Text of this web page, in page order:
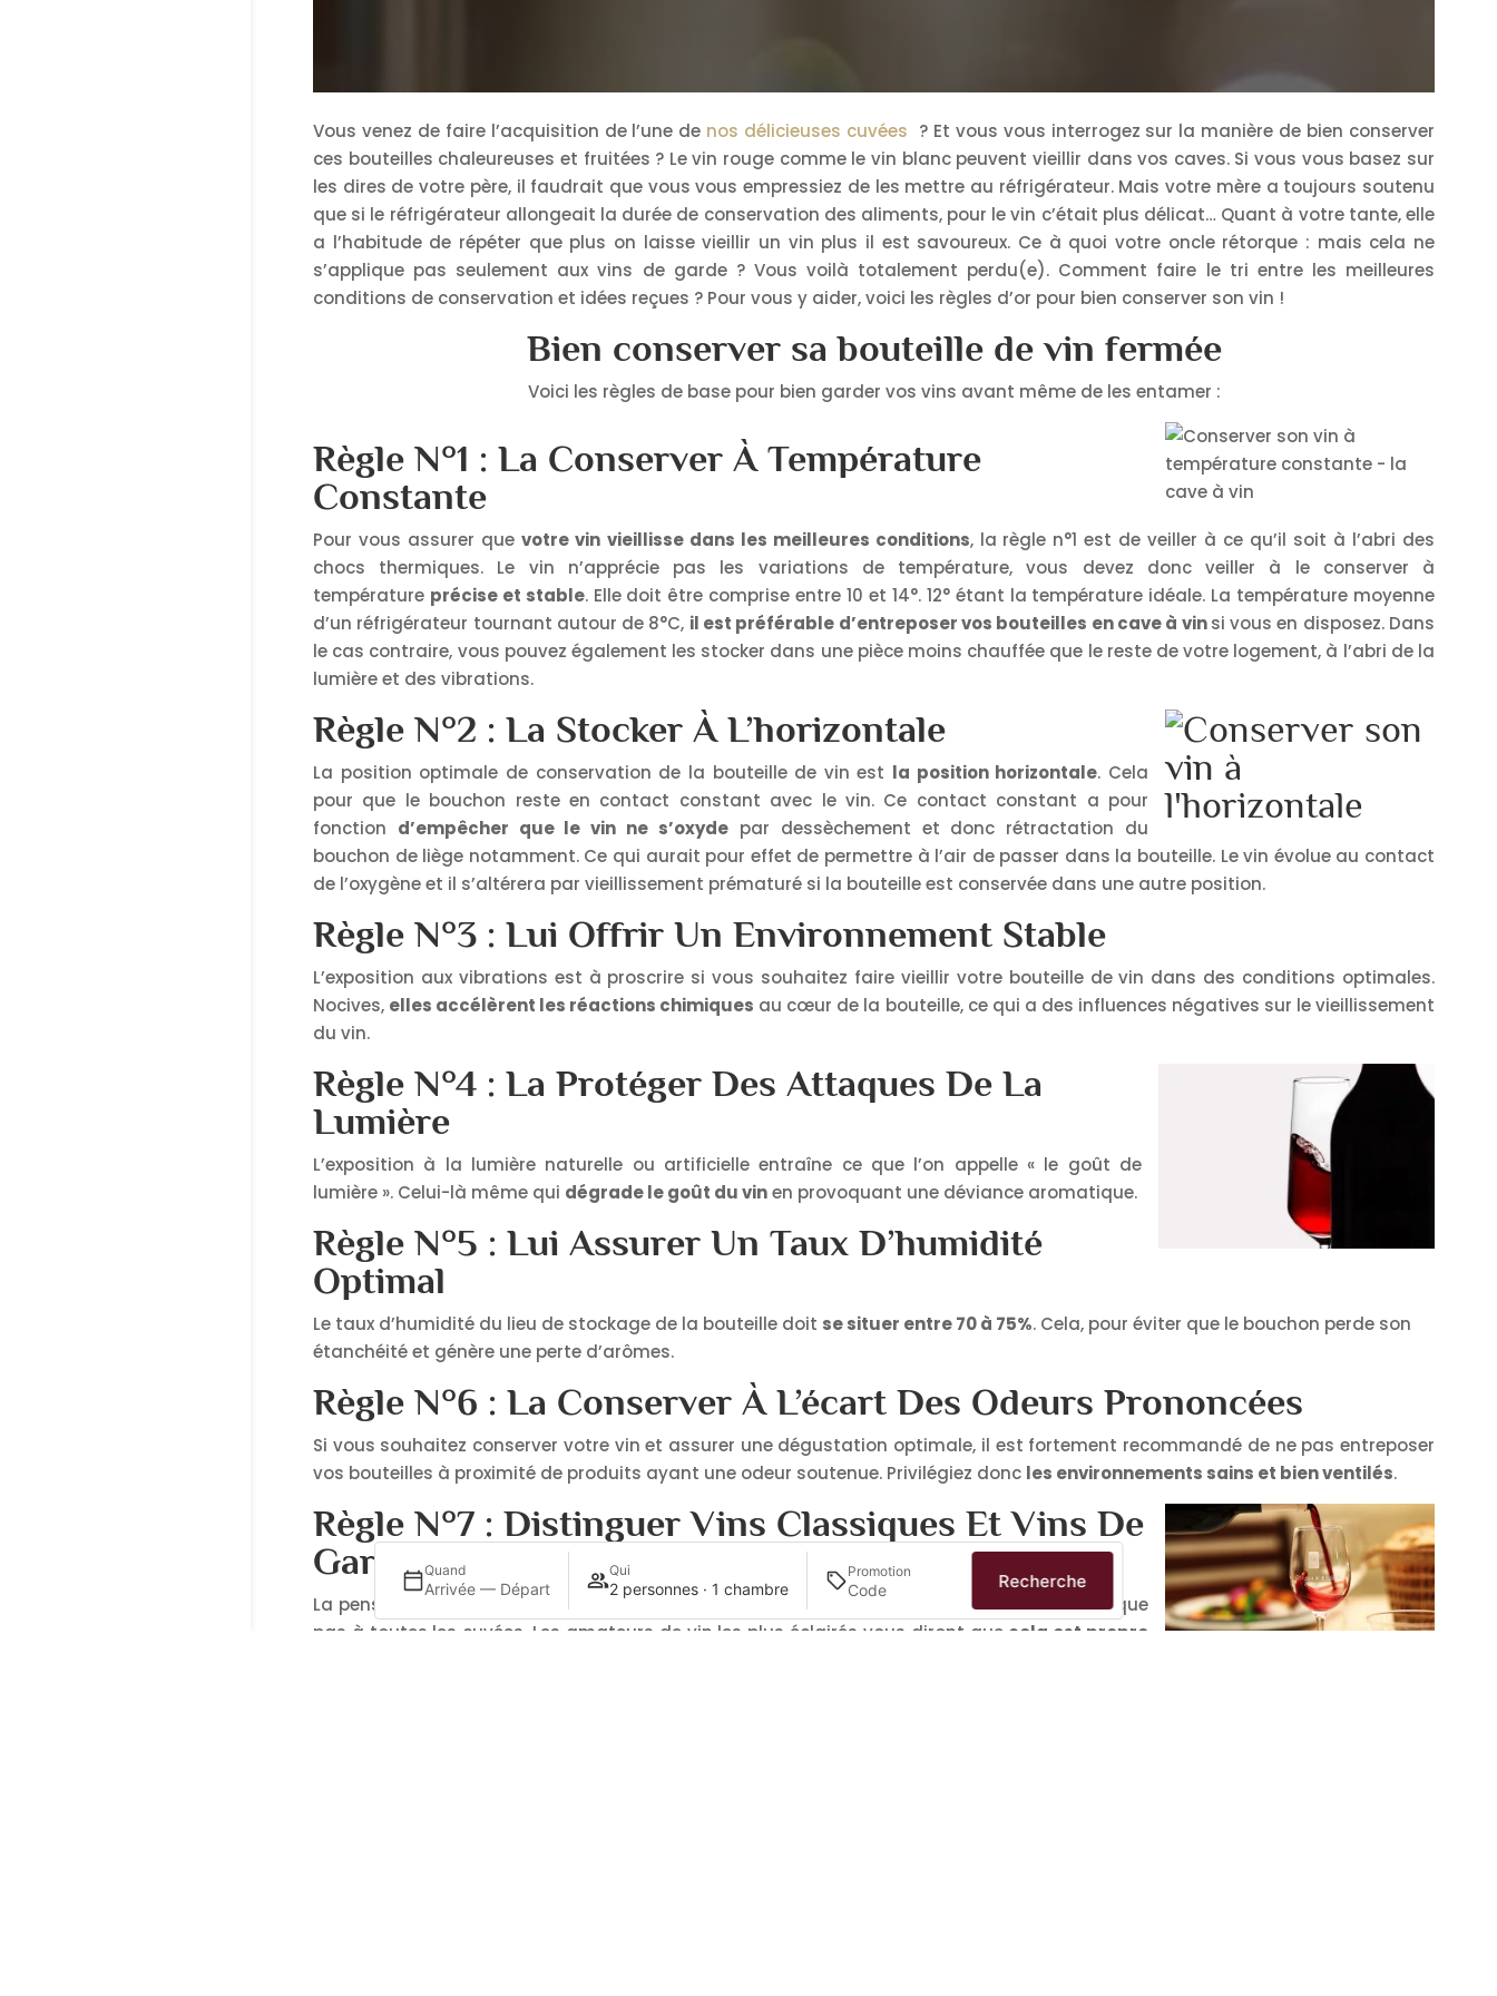
Vous venez de faire l’acquisition de l’une de nos délicieuses cuvées ? Et vous vous interrogez sur la manière de bien conserver
ces bouteilles chaleureuses et fruitées ? Le vin rouge comme le vin blanc peuvent vieillir dans vos caves. Si vous vous basez sur
les dires de votre père, il faudrait que vous vous empressiez de les mettre au réfrigérateur. Mais votre mère a toujours soutenu
que si le réfrigérateur allongeait la durée de conservation des aliments, pour le vin c’était plus délicat… Quant à votre tante, elle
a l’habitude de répéter que plus on laisse vieillir un vin plus il est savoureux. Ce à quoi votre oncle rétorque : mais cela ne
s’applique pas seulement aux vins de garde ? Vous voilà totalement perdu(e). Comment faire le tri entre les meilleures
conditions de conservation et idées reçues ? Pour vous y aider, voici les règles d’or pour bien conserver son vin !
Bien conserver sa bouteille de vin fermée
Voici les règles de base pour bien garder vos vins avant même de les entamer :
Règle N°1 : La Conserver À Température
Constante
Pour vous assurer que votre vin vieillisse dans les meilleures conditions, la règle n°1 est de veiller à ce qu’il soit à l’abri des
chocs thermiques. Le vin n’apprécie pas les variations de température, vous devez donc veiller à le conserver à
température précise et stable. Elle doit être comprise entre 10 et 14°. 12° étant la température idéale. La température moyenne
d’un réfrigérateur tournant autour de 8°C, il est préférable d’entreposer vos bouteilles en cave à vinsi vous en disposez. Dans
le cas contraire, vous pouvez également les stocker dans une pièce moins chauffée que le reste de votre logement, à l’abri de la
lumière et des vibrations.
Règle N°2 : La Stocker À L’horizontale
La position optimale de conservation de la bouteille de vin est la position horizontale. Cela
pour que le bouchon reste en contact constant avec le vin. Ce contact constant a pour
fonction d’empêcher que le vin ne s’oxyde par dessèchement et donc rétractation du
bouchon de liège notamment. Ce qui aurait pour effet de permettre à l’air de passer dans la bouteille. Le vin évolue au contact
de l’oxygène et il s’altérera par vieillissement prématuré si la bouteille est conservée dans une autre position.
Règle N°3 : Lui Offrir Un Environnement Stable
L’exposition aux vibrations est à proscrire si vous souhaitez faire vieillir votre bouteille de vin dans des conditions optimales.
Nocives, elles accélèrent les réactions chimiques au cœur de la bouteille, ce qui a des influences négatives sur le vieillissement
du vin.
Règle N°4 : La Protéger Des Attaques De La
Lumière
L’exposition à la lumière naturelle ou artificielle entraîne ce que l’on appelle « le goût de
lumière ». Celui-là même qui dégrade le goût du vinen provoquant une déviance aromatique.
Règle N°5 : Lui Assurer Un Taux D’humidité
Optimal
Le taux d’humidité du lieu de stockage de la bouteille doit se situer entre 70 à 75%. Cela, pour éviter que le bouchon perde son
étanchéité et génère une perte d’arômes.
Règle N°6 : La Conserver À L’écart Des Odeurs Prononcées
Si vous souhaitez conserver votre vin et assurer une dégustation optimale, il est fortement recommandé de ne pas entreposer
vos bouteilles à proximité de produits ayant une odeur soutenue. Privilégiez donc les environnements sains et bien ventilés.
Règle N°7 : Distinguer Vins Classiques Et Vins De
Garde
La pensée populaire qui dit que plus on laisse vieillir son vin plus il est savoureux, ne s’applique
pas à toutes les cuvées. Les amateurs de vin les plus éclairés vous diront que cela est propre
Quand
Arrivée — Départ
Qui
2 personnes · 1 chambre
Promotion Recherche